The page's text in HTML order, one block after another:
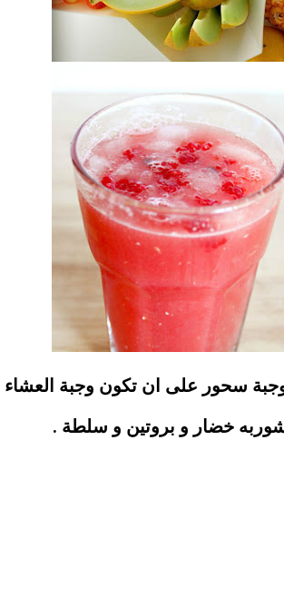
سحور على ان تكون وجبة العشاء
شوربه خضار و بروتين و سلطة .